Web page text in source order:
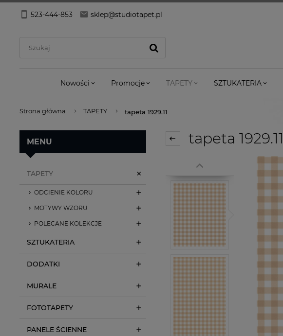
523-444-853 sklep@studiotapet.pl
Nowości Promocje TAPETY SZTUKATERIA
Strona główna TAPETY tapeta 1929.11
MENU
TAPETY
ODCIENIE KOLORU
MOTYWY WZORU
POLECANE KOLEKCJE
SZTUKATERIA
DODATKI
MURALE
FOTOTAPETY
PANELE ŚCIENNE
tapeta 1929.11